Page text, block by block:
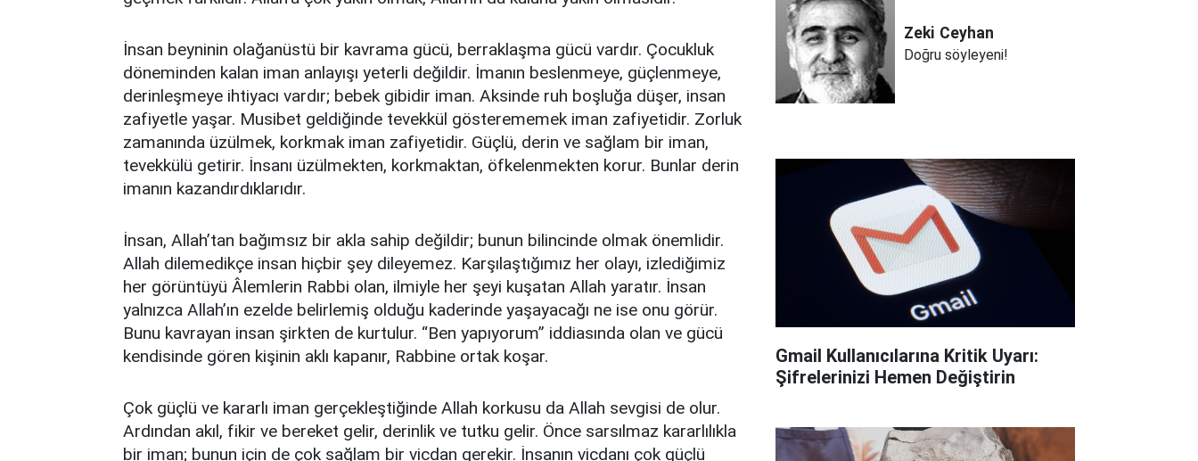
İnsan beyninin olağanüstü bir kavrama gücü, berraklaşma gücü vardır. Çocukluk
döneminden kalan iman anlayışı yeterli değildir. İmanın beslenmeye, güçlenmeye,
derinleşmeye ihtiyacı vardır; bebek gibidir iman. Aksinde ruh boşluğa düşer, insan
zafiyetle yaşar. Musibet geldiğinde tevekkül gösterememek iman zafiyetidir. Zorluk
zamanında üzülmek, korkmak iman zafiyetidir. Güçlü, derin ve sağlam bir iman,
tevekkülü getirir. İnsanı üzülmekten, korkmaktan, öfkelenmekten korur. Bunlar derin
imanın kazandırdıklarıdır.
İnsan, Allah’tan bağımsız bir akla sahip değildir; bunun bilincinde olmak önemlidir.
Allah dilemedikçe insan hiçbir şey dileyemez. Karşılaştığımız her olayı, izlediğimiz
her görüntüyü Âlemlerin Rabbi olan, ilmiyle her şeyi kuşatan Allah yaratır. İnsan
yalnızca Allah’ın ezelde belirlemiş olduğu kaderinde yaşayacağı ne ise onu görür.
Bunu kavrayan insan şirkten de kurtulur. “Ben yapıyorum” iddiasında olan ve gücü
kendisinde gören kişinin aklı kapanır, Rabbine ortak koşar.
Çok güçlü ve kararlı iman gerçekleştiğinde Allah korkusu da Allah sevgisi de olur.
Ardından akıl, fikir ve bereket gelir, derinlik ve tutku gelir. Önce sarsılmaz kararlılıkla
bir iman; bunun için de çok sağlam bir vicdan gerekir. İnsanın vicdanı çok güçlü
Zeki Ceyhan
Doğru söyleyeni!
Gmail Kullanıcılarına Kritik Uyarı:
Şifrelerinizi Hemen Değiştirin